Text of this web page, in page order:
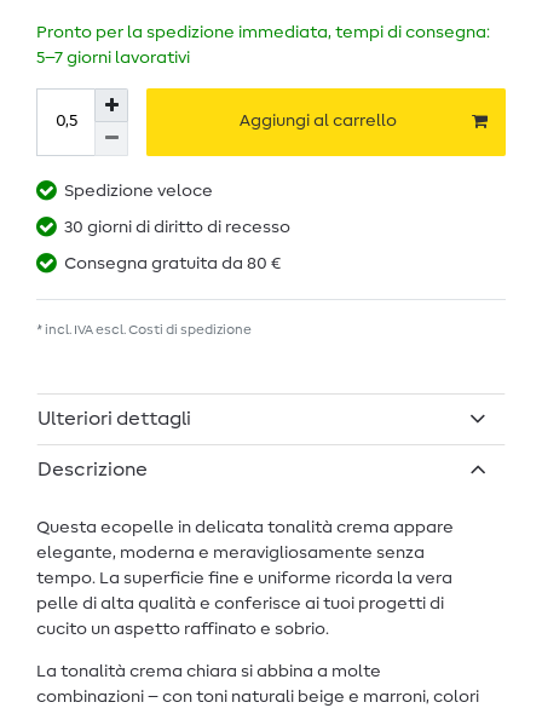
Pronto per la spedizione immediata, tempi di consegna:
5–7 giorni lavorativi
Aggiungi al carrello
Spedizione veloce
30 giorni di diritto di recesso
Consegna gratuita da 80 €
* incl. IVA escl. Costi di spedizione
Ulteriori dettagli
Descrizione
Questa ecopelle in delicata tonalità crema appare
elegante, moderna e meravigliosamente senza
tempo. La superficie fine e uniforme ricorda la vera
pelle di alta qualità e conferisce ai tuoi progetti di
cucito un aspetto raffinato e sobrio.
La tonalità crema chiara si abbina a molte
combinazioni – con toni naturali beige e marroni, colori